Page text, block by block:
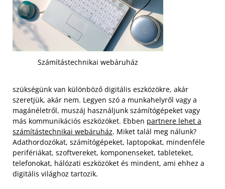
Számítástechnikai webáruház
szükségünk van különböző digitális eszközökre, akár
szeretjük, akár nem. Legyen szó a munkahelyről vagy a
magánéletről, muszáj használjunk számítógépeket vagy
más kommunikációs eszközöket. Ebben partnere lehet a
számítástechnikai webáruház. Miket talál meg nálunk?
Adathordozókat, számítógépeket, laptopokat, mindenféle
perifériákat, szoftvereket, komponenseket, tableteket,
telefonokat, hálózati eszközöket és mindent, ami ehhez a
digitális világhoz tartozik.